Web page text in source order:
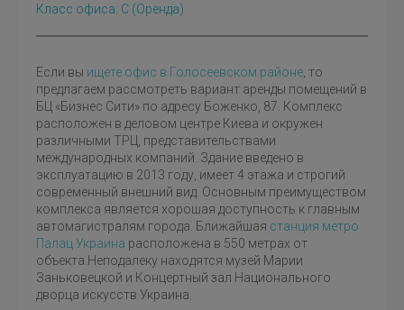
Класс офиса: C (оренда)
Если вы ищете офис в Голосеевском районе , то
предлагаем рассмотреть вариант аренды помещений в
БЦ «Бизнес Сити» по адресу Боженко, 87. Комплекс
расположен в деловом центре Киева и окружен
различными ТРЦ, представительствами
международных компаний. Здание введено в
эксплуатацию в 2013 году, имеет 4 этажа и строгий
современный внешний вид. Основным преимуществом
комплекса является хорошая доступность к главным
автомагистралям города. Ближайшая станция метро
Палац Украина расположена в 550 метрах от
объекта.Неподалеку находятся музей Марии
Заньковецкой и Концертный зал Национального
дворца искусств Украина.